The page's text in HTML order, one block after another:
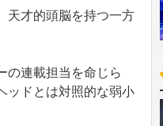
天才的頭脳を持つ一方
の連載担当を命じら
ッドとは対照的な弱小